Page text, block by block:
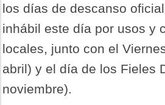
los días de descanso
inhábil este día por usos y
locales, junto con el
abril) y el día de los Fieles
noviembre).